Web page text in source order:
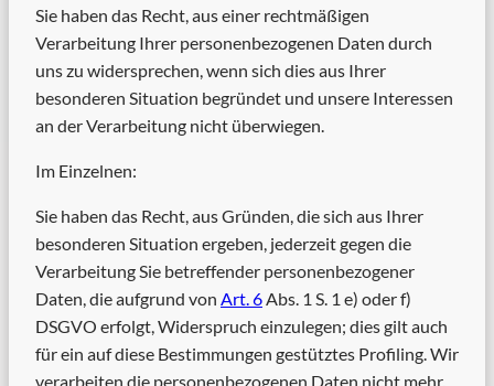
Sie haben das Recht, aus einer rechtmäßigen
Verarbeitung Ihrer personenbezogenen Daten durch
uns zu widersprechen, wenn sich dies aus Ihrer
besonderen Situation begründet und unsere Interessen
an der Verarbeitung nicht überwiegen.
Im Einzelnen:
Sie haben das Recht, aus Gründen, die sich aus Ihrer
besonderen Situation ergeben, jederzeit gegen die
Verarbeitung Sie betreffender personenbezogener
Daten, die aufgrund von Art. 6Abs. 1 S. 1 e) oder f)
DSGVO erfolgt, Widerspruch einzulegen; dies gilt auch
für ein auf diese Bestimmungen gestütztes Profiling. Wir
verarbeiten die personenbezogenen Daten nicht mehr,